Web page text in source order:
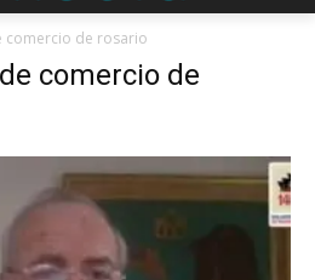
comercio de rosario
comercio de